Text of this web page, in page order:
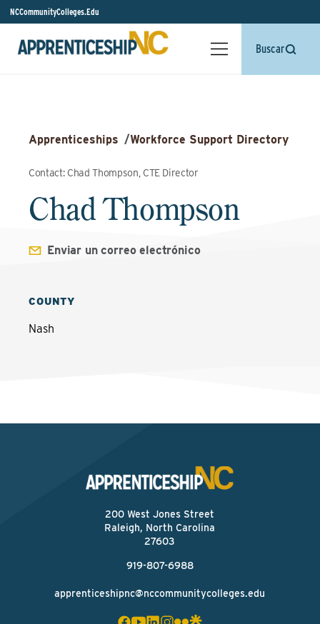
NCCommunityColleges.Edu
Buscar
Apprenticeships /Workforce Support Directory
Contact: Chad Thompson, CTE Director
Chad Thompson
Enviar un correo electrónico
COUNTY
Nash
200 West Jones Street
Raleigh, North Carolina
27603
919-807-6988
apprenticeshipnc@nccommunitycolleges.edu